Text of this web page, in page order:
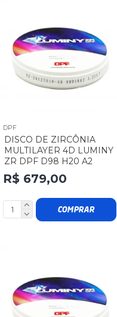
DPF
DISCO DE ZIRCÔNIA
MULTILAYER 4D LUMINY
ZR DPF D98 H20 A2
R$ 679,00
COMPRAR